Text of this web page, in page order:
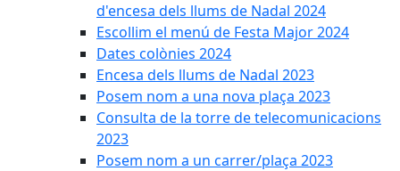
d'encesa dels llums de Nadal 2024
Escollim el menú de Festa Major 2024
Dates colònies 2024
Encesa dels llums de Nadal 2023
Posem nom a una nova plaça 2023
Consulta de la torre de telecomunicacions
2023
Posem nom a un carrer/plaça 2023